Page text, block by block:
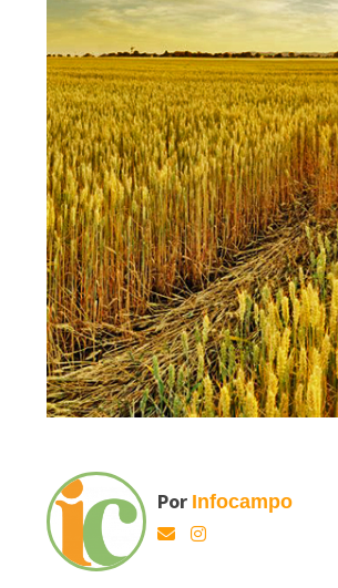
Por Infocampo